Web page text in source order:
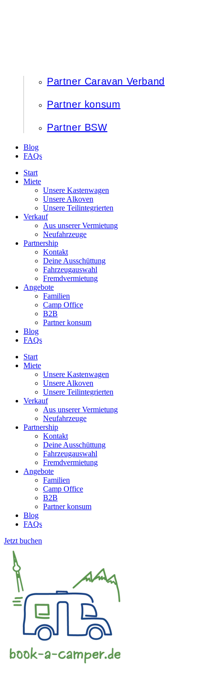
Partner Caravan Verband
Partner konsum
Partner BSW
Blog
FAQs
Start
Miete
Unsere Kastenwagen
Unsere Alkoven
Unsere Teilintegrierten
Verkauf
Aus unserer Vermietung
Neufahrzeuge
Partnership
Kontakt
Deine Ausschüttung
Fahrzeugauswahl
Fremdvermietung
Angebote
Familien
Camp Office
B2B
Partner konsum
Blog
FAQs
Start
Miete
Unsere Kastenwagen
Unsere Alkoven
Unsere Teilintegrierten
Verkauf
Aus unserer Vermietung
Neufahrzeuge
Partnership
Kontakt
Deine Ausschüttung
Fahrzeugauswahl
Fremdvermietung
Angebote
Familien
Camp Office
B2B
Partner konsum
Blog
FAQs
Jetzt buchen